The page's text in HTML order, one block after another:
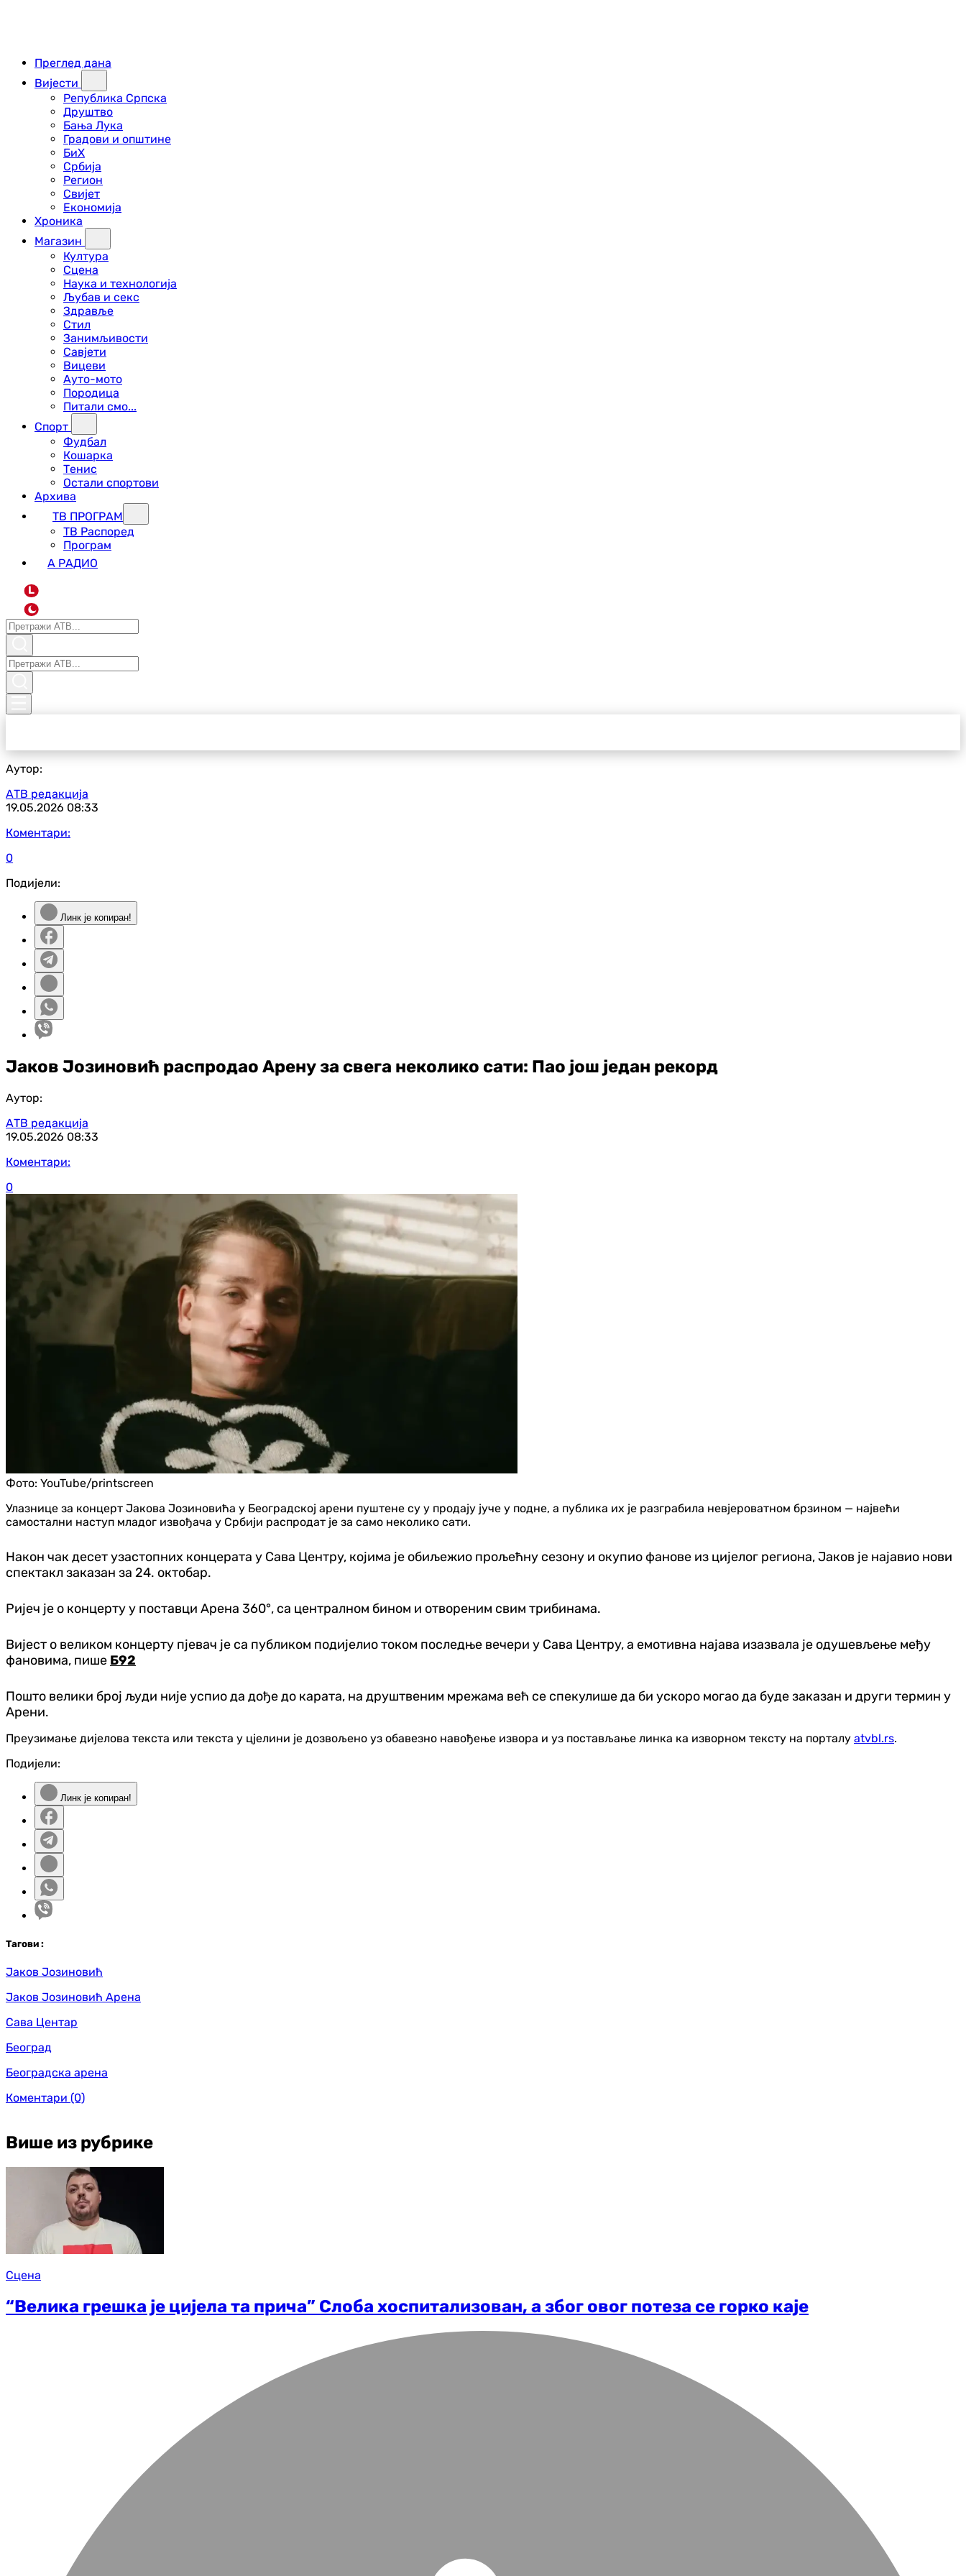
Преглед дана
Вијести
Република Српска
Друштво
Бања Лука
Градови и општине
БиХ
Србија
Регион
Свијет
Економија
Хроника
Магазин
Култура
Сцена
Наука и технологија
Љубав и секс
Здравље
Стил
Занимљивости
Савјети
Вицеви
Ауто-мото
Породица
Питали смо...
Спорт
Фудбал
Кошарка
Тенис
Остали спортови
Архива
ТВ ПРОГРАМ
ТВ Распоред
Програм
А РАДИО
L
Аутор:
АТВ редакција
19.05.2026 08:33
Коментари:
0
Подијели:
Линк је копиран!
Јаков Јозиновић распродао Арену за свега неколико сати: Пао још један рекорд
Аутор:
АТВ редакција
19.05.2026 08:33
Коментари:
0
Фото: YouTube/printscreen
Улазнице за концерт Јакова Јозиновића у Београдској арени пуштене су у продају јуче у подне, а публика их је разграбила невјероватном брзином — највећи
самостални наступ младог извођача у Србији распродат је за само неколико сати.
Након чак десет узастопних концерата у Сава Центру, којима је обиљежио прољећну сезону и окупио фанове из цијелог региона, Јаков је најавио нови
спектакл заказан за 24. октобар.
Ријеч је о концерту у поставци Арена 360°, са централном бином и отвореним свим трибинама.
Вијест о великом концерту пјевач је са публиком подијелио током последње вечери у Сава Центру, а емотивна најава изазвала је одушевљење међу
фановима, пише Б92
Пошто велики број људи није успио да дође до карата, на друштвеним мрежама већ се спекулише да би ускоро могао да буде заказан и други термин у
Арени.
Преузимање дијелова текста или текста у цјелини је дозвољено уз обавезно навођење извора и уз постављање линка ка изворном тексту на порталу atvbl.rs.
Подијели:
Линк је копиран!
Тагови :
Јаков Јозиновић
Јаков Јозиновић Арена
Сава Центар
Београд
Београдска арена
Коментари (0)
Више из рубрике
Сцена
“Велика грешка је цијела та прича” Слоба хоспитализован, а због овог потеза се горко каје